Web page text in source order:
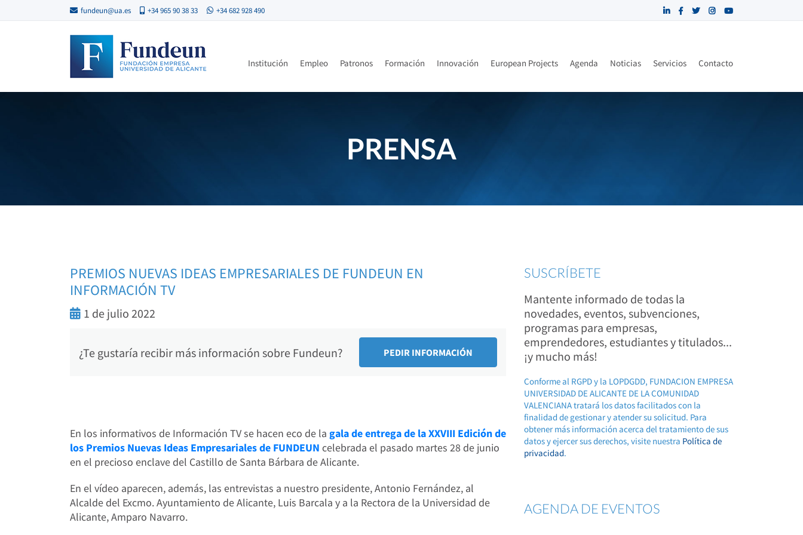
fundeun@ua.es +34 965 90 38 33 +34 682 928 490
Institución Empleo Patronos Formación Innovación European Projects Agenda Noticias Servicios Contacto
PRENSA
PREMIOS NUEVAS IDEAS EMPRESARIALES DE FUNDEUN EN
INFORMACIÓN TV
1 de julio 2022
¿Te gustaría recibir más información sobre Fundeun?
En los informativos de Información TV se hacen eco de la gala de entrega de la XXVIII Edición de
los Premios Nuevas Ideas Empresariales de FUNDEUN celebrada el pasado martes 28 de junio
en el precioso enclave del Castillo de Santa Bárbara de Alicante.
En el vídeo aparecen, además, las entrevistas a nuestro presidente, Antonio Fernández, al
Alcalde del Excmo. Ayuntamiento de Alicante, Luis Barcala y a la Rectora de la Universidad de
Alicante, Amparo Navarro.
SUSCRÍBETE
Mantente informado de todas la
novedades, eventos, subvenciones,
programas para empresas,
emprendedores, estudiantes y titulados...
¡y mucho más!
Conforme al RGPD y la LOPDGDD, FUNDACION EMPRESA
UNIVERSIDAD DE ALICANTE DE LA COMUNIDAD
VALENCIANA tratará los datos facilitados con la
finalidad de gestionar y atender su solicitud. Para
obtener más información acerca del tratamiento de sus
datos y ejercer sus derechos, visite nuestra Política de
privacidad.
AGENDA DE EVENTOS